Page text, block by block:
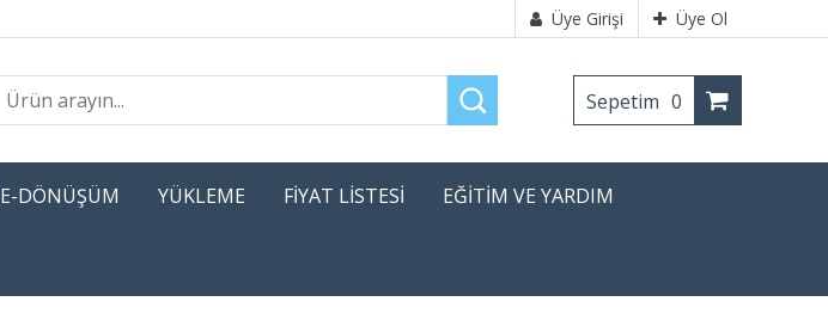
Üye Girişi Üye Ol
Sepetim 0
E-DÖNÜŞÜM YÜKLEME FİYAT LİSTESİ EĞİTİM VE YARDIM